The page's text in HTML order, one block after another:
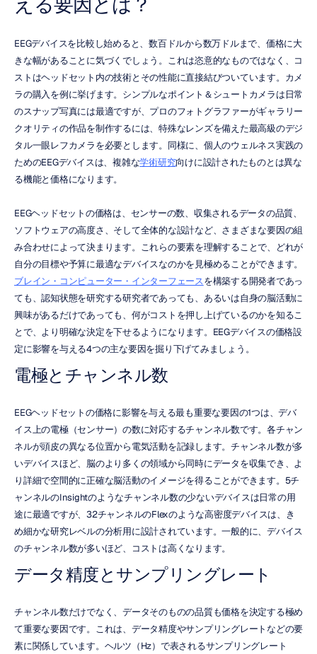
EEGデバイスを比較し始めると、数百ドルから数万ドルまで、価格に大
きな幅があることに気づくでしょう。これは恣意的なものではなく、コ
ストはヘッドセット内の技術とその性能に直接結びついています。カメ
ラの購入を例に挙げます。シンプルなポイント＆シュートカメラは日常
のスナップ写真には最適ですが、プロのフォトグラファーがギャラリー
クオリティの作品を制作するには、特殊なレンズを備えた最高級のデジ
タル一眼レフカメラを必要とします。同様に、個人のウェルネス実践の
ためのEEGデバイスは、複雑な学術研究向けに設計されたものとは異な
る機能と価格になります。
EEGヘッドセットの価格は、センサーの数、収集されるデータの品質、
ソフトウェアの高度さ、そして全体的な設計など、さまざまな要因の組
み合わせによって決まります。これらの要素を理解することで、どれが
自分の目標や予算に最適なデバイスなのかを見極めることができます。
ブレイン・コンピューター・インターフェースを構築する開発者であっ
ても、認知状態を研究する研究者であっても、あるいは自身の脳活動に
興味があるだけであっても、何がコストを押し上げているのかを知るこ
とで、より明確な決定を下せるようになります。EEGデバイスの価格設
定に影響を与える4つの主な要因を掘り下げてみましょう。
電極とチャンネル数
EEGヘッドセットの価格に影響を与える最も重要な要因の1つは、デバ
イス上の電極（センサー）の数に対応するチャンネル数です。各チャン
ネルが頭皮の異なる位置から電気活動を記録します。チャンネル数が多
いデバイスほど、脳のより多くの領域から同時にデータを収集でき、よ
り詳細で空間的に正確な脳活動のイメージを得ることができます。5チ
ャンネルのInsightのようなチャンネル数の少ないデバイスは日常の用
途に最適ですが、32チャンネルのFlexのような高密度デバイスは、き
め細かな研究レベルの分析用に設計されています。一般的に、デバイス
のチャンネル数が多いほど、コストは高くなります。
データ精度とサンプリングレート
チャンネル数だけでなく、データそのものの品質も価格を決定する極め
て重要な要因です。これは、データ精度やサンプリングレートなどの要
素に関係しています。ヘルツ（Hz）で表されるサンプリングレート